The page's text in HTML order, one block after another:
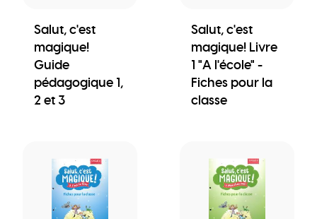
Salut, c'est
magique!
Guide
pédagogique 1,
2 et 3
Salut, c'est
magique! Livre
1 "A l'école" -
Fiches pour la
classe